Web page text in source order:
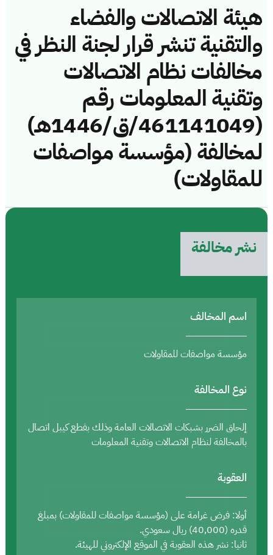
هيئة الاتصالات والفضاء
والتقنية تنشر قرار لجنة النظر في
مخالفات نظام الاتصالات
وتقنية المعلومات رقم
(461141049/ق/1446هـ)
لمخالفة (مؤسسة مواصفات
للمقاولات)
نشر مخالفة
اسم المخالف
مؤسسة مواصفات للمقاولات
نوع المخالفة
إلحاق الضرر بشبكات الاتصالات العامة وذلك بقطع كيبل اتصال
بالمخالفة لنظام الاتصالات وتقنية المعلومات
العقوبة
أولا: فرض غرامة على (مؤسسة مواصفات للمقاولات) بمبلغ
قدره (40,000) ريال سعودي.
ثانيا: نشر هذه العقوبة في الموقع الإلكتروني للهيئة.